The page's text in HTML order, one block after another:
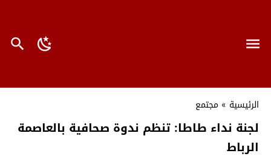
الرئيسية » مجتمع
لجنة نداء طاطا: تنظم ندوة صحافية بالعاصمة
الرباط